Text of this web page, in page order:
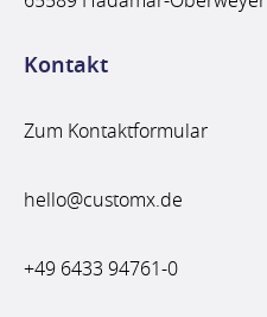
Kontakt
Zum Kontaktformular
hello@customx.de
+49 6433 94761-0